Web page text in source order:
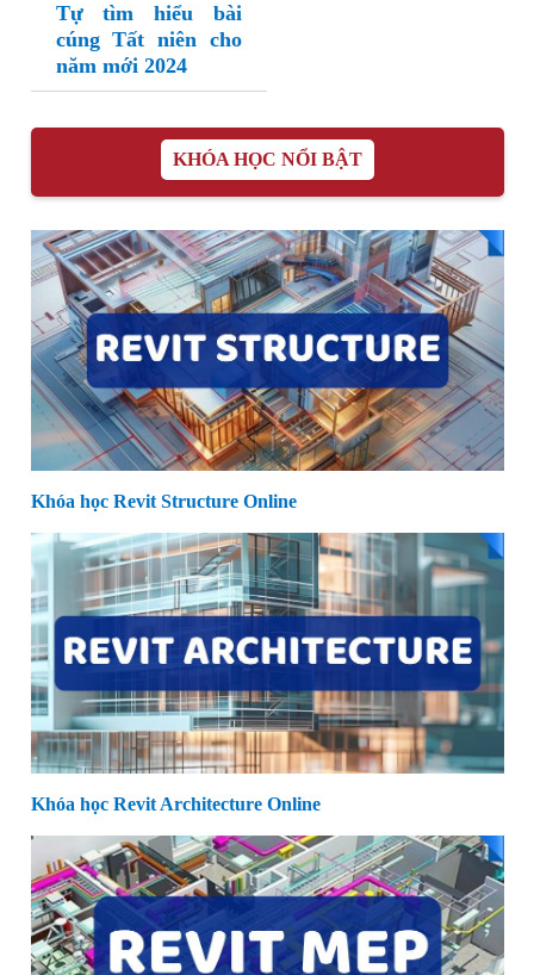
Tự tìm hiểu bài
cúng Tất niên cho
năm mới 2024
KHÓA HỌC NỔI BẬT
Khóa học Revit Structure Online
Khóa học Revit Architecture Online